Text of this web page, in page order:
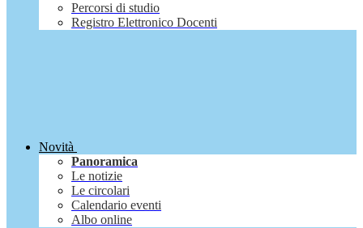
Percorsi di studio
Registro Elettronico Docenti
Novità
Panoramica
Le notizie
Le circolari
Calendario eventi
Albo online